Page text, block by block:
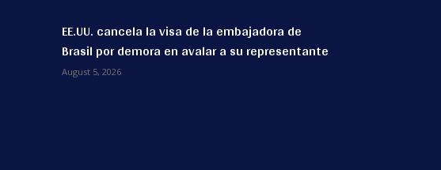
EE.UU. cancela la visa de la embajadora de
Brasil por demora en avalar a su representante
August 5, 2026